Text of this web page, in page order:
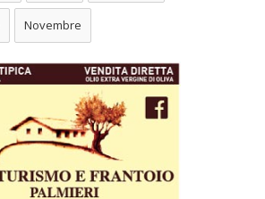
Novembre